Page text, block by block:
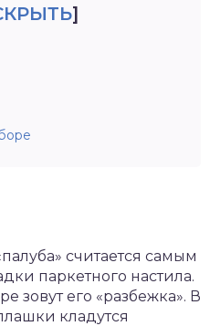
]
считается самым
паркетного настила.
зовут его «разбежка». В
кладутся